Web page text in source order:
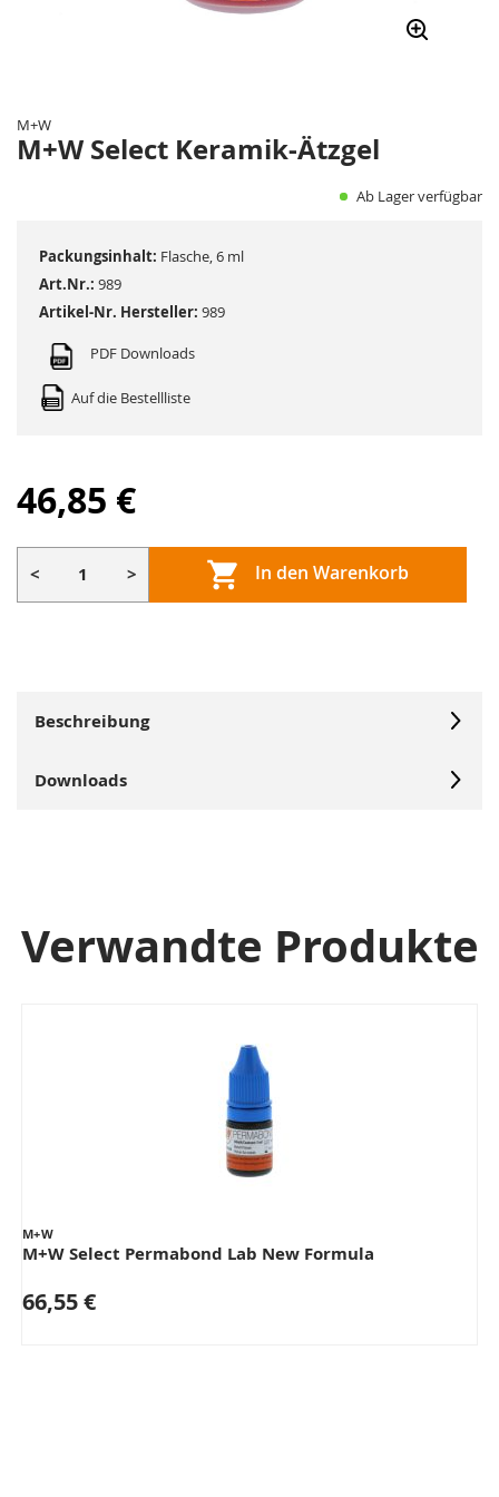
Bildergalerie
springen
M+W
M+W Select Keramik-Ätzgel
Ab Lager verfügbar
PDF Downloads
Art.Nr.: 989
Auf die Bestellliste
Artikel-Nr. Hersteller: 989
Packungsinhalt: Flasche, 6 ml
46,85 €
< > In den Warenkorb
Beschreibung
Downloads
Verwandte Produkte
M+W
M+W Select Permabond Lab New Formula
66,55 €